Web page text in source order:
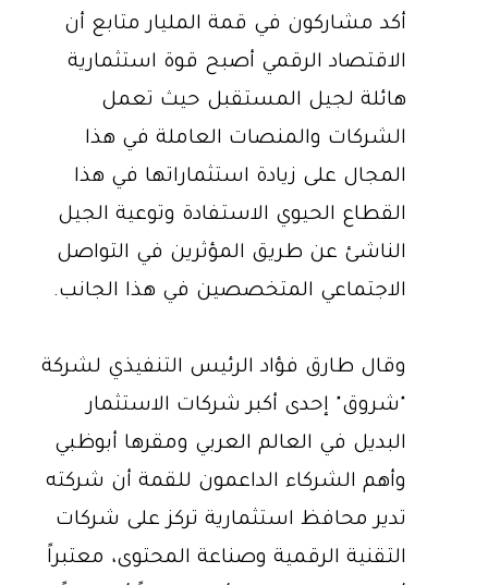
أكد مشاركون في قمة المليار متابع أن
الاقتصاد الرقمي أصبح قوة استثمارية
هائلة لجيل المستقبل حيث تعمل
الشركات والمنصات العاملة في هذا
المجال على زيادة استثماراتها في هذا
القطاع الحيوي الاستفادة وتوعية الجيل
الناشئ عن طريق المؤثرين في التواصل
الاجتماعي المتخصصين في هذا الجانب.
وقال طارق فؤاد الرئيس التنفيذي لشركة
"شروق" إحدى أكبر شركات الاستثمار
البديل في العالم العربي ومقرها أبوظبي
وأهم الشركاء الداعمون للقمة أن شركته
تدير محافظ استثمارية تركز على شركات
التقنية الرقمية وصناعة المحتوى، معتبراً